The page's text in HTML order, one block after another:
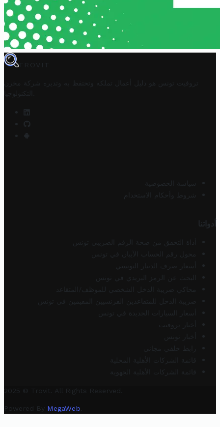
TROVIT
تروفيت تونس هو دليل أعمال تملكه وتحتفظ به وتديره
شركة مخزن
التكنولوجيا
سياسة الخصوصية
شروط وأحكام الاستخدام
أدواتنا
أداة التحقق من صحة الرقم الضريبي تونس
محول رقم الحساب الآيبان في تونس
أسعار صرف الدينار التونسي
البحث عن الرمز البريدي في تونس
محاكي ضريبة الدخل الشخصي للموظف/المتقاعد
ضريبة الدخل للمتقاعدين الفرنسيين المقيمين في تونس
أسعار السيارات الجديدة في تونس
أخبار تروفيت
أخبار تونس
رابط خلفي مجاني
قائمة الشركات الأهلية المحلية
قائمة الشركات الأهلية الجهوية
2025 © Trovit. All Rights Reserved.
Powered By MegaWeb